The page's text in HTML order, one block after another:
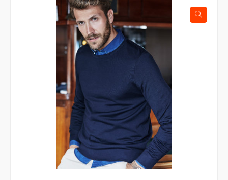
tuotteen